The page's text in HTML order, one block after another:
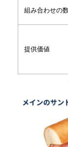
組み合わせの
提供価値